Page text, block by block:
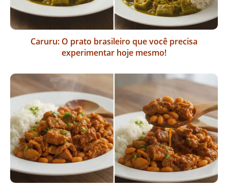
Caruru: O prato brasileiro que você precisa
experimentar hoje mesmo!